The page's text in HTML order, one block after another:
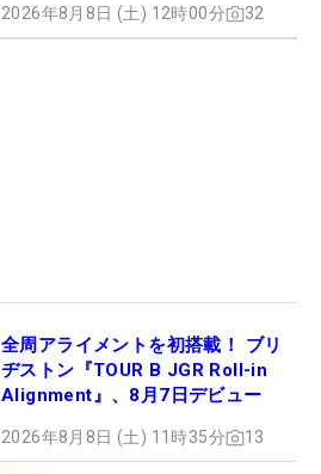
2026年8月8日 (土) 12時00分 32
全周アライメントを初搭載！ ブリ
ヂストン『TOUR B JGR Roll-in
Alignment』、8月7日デビュー
2026年8月8日 (土) 11時35分 13